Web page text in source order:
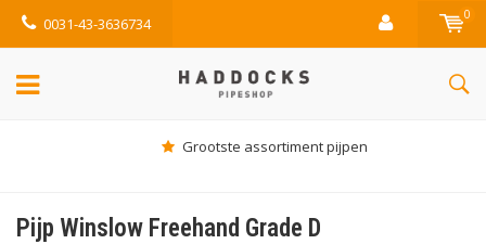
0031-43-3636734 0
Grootste assortiment pijpen
Pijp Winslow Freehand Grade D